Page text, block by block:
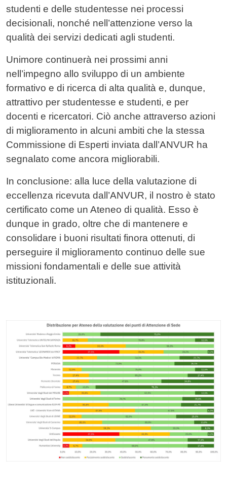
studenti e delle studentesse nei processi
decisionali, nonché nell’attenzione verso la
qualità dei servizi dedicati agli studenti.
Unimore continuerà nei prossimi anni
nell’impegno allo sviluppo di un ambiente
formativo e di ricerca di alta qualità e, dunque,
attrattivo per studentesse e studenti, e per
docenti e ricercatori. Ciò anche attraverso azioni
di miglioramento in alcuni ambiti che la stessa
Commissione di Esperti inviata dall’ANVUR ha
segnalato come ancora migliorabili.
In conclusione: alla luce della valutazione di
eccellenza ricevuta dall’ANVUR, il nostro è stato
certificato come un Ateneo di qualità. Esso è
dunque in grado, oltre che di mantenere e
consolidare i buoni risultati finora ottenuti, di
perseguire il miglioramento continuo delle sue
missioni fondamentali e delle sue attività
istituzionali.